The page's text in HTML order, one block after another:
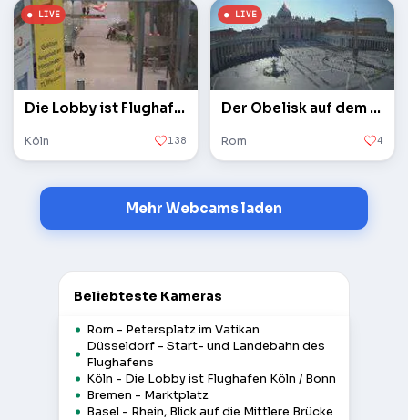
Die Lobby ist Flughafen Köln / Bonn
Köln 138
Der Obelisk auf dem Petersplatz im Vatikan
Rom 4
Mehr Webcams laden
Beliebteste Kameras
Rom - Petersplatz im Vatikan
Düsseldorf - Start- und Landebahn des
Flughafens
Köln - Die Lobby ist Flughafen Köln / Bonn
Bremen - Marktplatz
Basel - Rhein, Blick auf die Mittlere Brücke